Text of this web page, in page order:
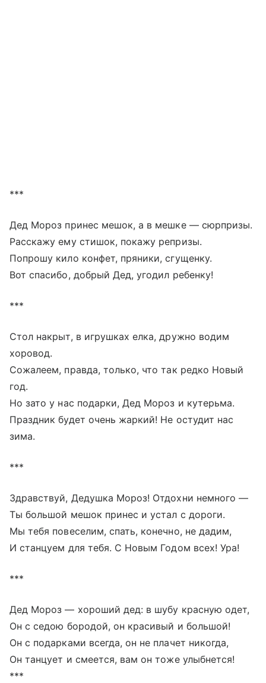
***
Дед Мороз принес мешок, а в мешке — сюрпризы.
Расскажу ему стишок, покажу репризы.
Попрошу кило конфет, пряники, сгущенку.
Вот спасибо, добрый Дед, угодил ребенку!
***
Стол накрыт, в игрушках елка, дружно водим
хоровод.
Сожалеем, правда, только, что так редко Новый
год.
Но зато у нас подарки, Дед Мороз и кутерьма.
Праздник будет очень жаркий! Не остудит нас
зима.
***
Здравствуй, Дедушка Мороз! Отдохни немного —
Ты большой мешок принес и устал с дороги.
Мы тебя повеселим, спать, конечно, не дадим,
И станцуем для тебя. С Новым Годом всех! Ура!
***
Дед Мороз — хороший дед: в шубу красную одет,
Он с седою бородой, он красивый и большой!
Он с подарками всегда, он не плачет никогда,
Он танцует и смеется, вам он тоже улыбнется!
***